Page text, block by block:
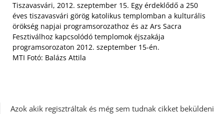
Tiszavasvári, 2012. szeptember 15. Egy érdeklődő a 250
éves tiszavasvári görög katolikus templomban a kulturális
örökség napjai programsorozathoz és az Ars Sacra
Fesztiválhoz kapcsolódó templomok éjszakája
programsorozaton 2012. szeptember 15-én.
MTI Fotó: Balázs Attila
Azok akik regisztráltak és még sem tudnak cikket beküldeni